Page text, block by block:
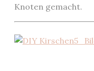
Knoten gemacht.